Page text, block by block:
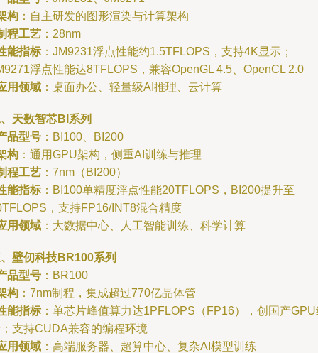
构 ：自主研发的图形渲染与计算架构
程工艺 ：28nm
能指标：JM9231浮点性能约1.5TFLOPS，支持4K显示；
浮点性能达8TFLOPS，兼容OpenGL 4.5、OpenCL 2.0
用领域 ：桌面办公、轻量级AI推理、云计算
天数智芯BI系列
品型号 ：BI100、BI200
构 ：通用GPU架构，侧重AI训练与推理
程工艺 ：7nm（BI200）
能指标：BI100单精度浮点性能20TFLOPS，BI200提升至
，支持FP16/INT8混合精度
用领域 ：大数据中心、人工智能训练、科学计算
壁仞科技BR100系列
品型号 ：BR100
构 ：7nm制程，集成超过770亿晶体管
能指标：单芯片峰值算力达1PFLOPS（FP16），创国产GPU
支持CUDA兼容的编程环境
用领域 ：高端服务器、超算中心、复杂AI模型训练